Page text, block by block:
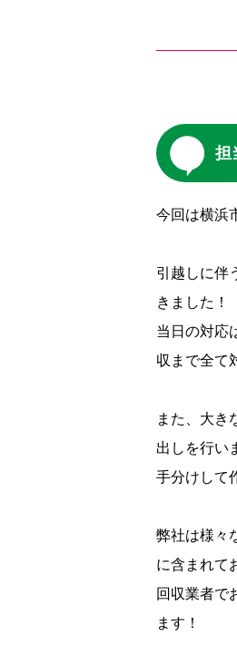
担
今回は横浜
引越しに伴
きました！
当日の対応
収まで全て
また、大き
出しを行い
手分けして
弊社は様々
に含まれて
回収業者で
ます！